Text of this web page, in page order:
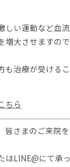
い運動など血
増大させますの
も治療が受ける
ちら
皆さまのご来院
LINE@にて承っ